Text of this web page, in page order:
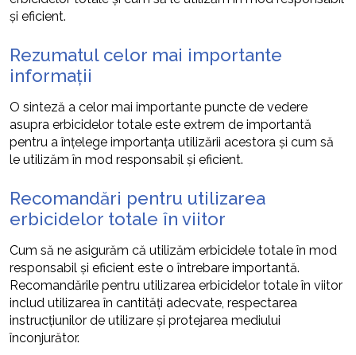
și eficient.
Rezumatul celor mai importante
informații
O sinteză a celor mai importante puncte de vedere
asupra erbicidelor totale este extrem de importantă
pentru a înțelege importanța utilizării acestora și cum să
le utilizăm în mod responsabil și eficient.
Recomandări pentru utilizarea
erbicidelor totale în viitor
Cum să ne asigurăm că utilizăm erbicidele totale în mod
responsabil și eficient este o întrebare importantă.
Recomandările pentru utilizarea erbicidelor totale în viitor
includ utilizarea în cantități adecvate, respectarea
instrucțiunilor de utilizare și protejarea mediului
înconjurător.